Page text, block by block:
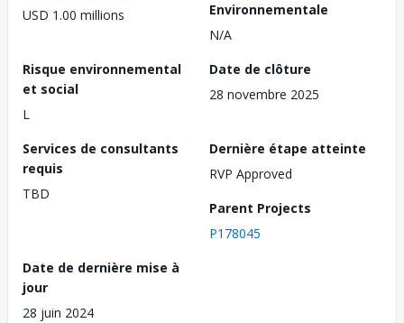
USD 1.00 millions
Environnementale
N/A
Risque environnemental
et social
L
Date de clôture
28 novembre 2025
Services de consultants
requis
TBD
Dernière étape atteinte
RVP Approved
Parent Projects
P178045
Date de dernière mise à
jour
28 juin 2024